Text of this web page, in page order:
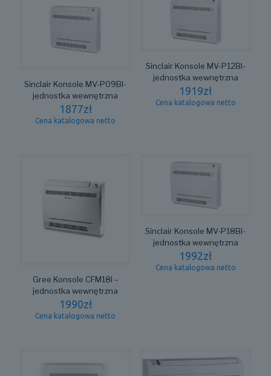
Sinclair Konsole MV-P09BI-
jednostka wewnętrzna
1877zł
Cena katalogowa netto
Sinclair Konsole MV-P12BI-
jednostka wewnętrzna
1919zł
Cena katalogowa netto
Gree Konsole CFM18I –
jednostka wewnętrzna
1990zł
Cena katalogowa netto
Sinclair Konsole MV-P18BI-
jednostka wewnętrzna
1992zł
Cena katalogowa netto